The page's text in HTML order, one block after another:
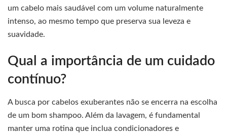
um cabelo mais saudável com um volume naturalmente
intenso, ao mesmo tempo que preserva sua leveza e
suavidade.
Qual a importância de um cuidado
contínuo?
A busca por cabelos exuberantes não se encerra na escolha
de um bom shampoo. Além da lavagem, é fundamental
manter uma rotina que inclua condicionadores e